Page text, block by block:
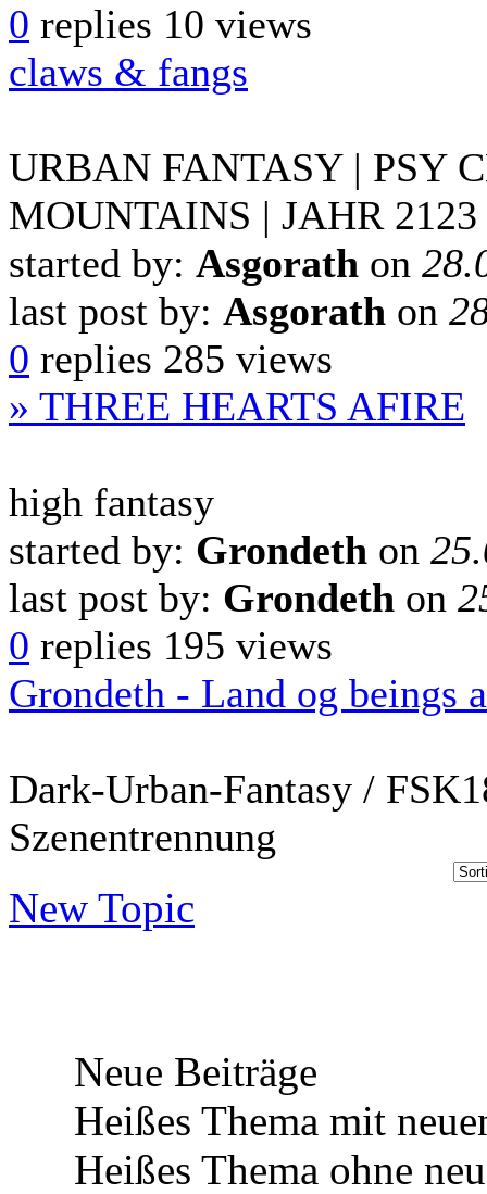
0 replies 10 views
claws & fangs
URBAN FANTASY | PSY
MOUNTAINS | JAHR
started by: Asgorath on
last post by: Asgorath on
0 replies 285 views
» THREE HEARTS AFIRE
high fantasy
started by: Grondeth on
last post by: Grondeth on
0 replies 195 views
Grondeth - Land og beings
Dark-Urban-Fantasy /
Szenentrennung
New Topic
Neue Beiträge
Heißes Thema mit
Heißes Thema ohne